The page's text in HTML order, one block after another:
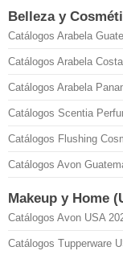
Belleza y
Catálogos Arabela
Catálogos Arabela
Catálogos Arabela
Catálogos Scentia
Catálogos Flushing
Catálogos Avon
Makeup y Home
Catálogos Avon USA
Catálogos Tupperware